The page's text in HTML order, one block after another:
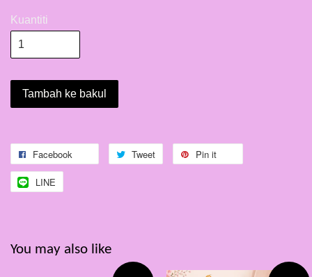
Kuantiti
Tambah ke bakul
Facebook Tweet Pin it
LINE
You may also like